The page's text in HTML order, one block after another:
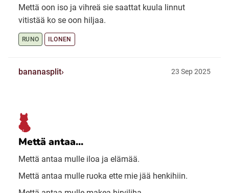
Mettä oon iso ja vihreä sie saattat kuula linnut
vitistää ko se oon hiljaa.
RUNO ILONEN
bananasplit 23 Sep 2025
Mettä antaa...
Mettä antaa mulle iloa ja elämää.
Mettä antaa mulle ruoka ette mie jää henkihiin.